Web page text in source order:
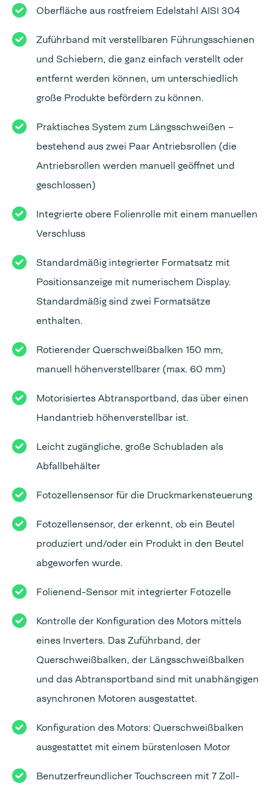
Oberfläche aus rostfreiem Edelstahl AISI 304
Zuführband mit verstellbaren Führungsschienen
und Schiebern, die ganz einfach verstellt oder
entfernt werden können, um unterschiedlich
große Produkte befördern zu können.
Praktisches System zum Längsschweißen –
bestehend aus zwei Paar Antriebsrollen (die
Antriebsrollen werden manuell geöffnet und
geschlossen)
Integrierte obere Folienrolle mit einem manuellen
Verschluss
Standardmäßig integrierter Formatsatz mit
Positionsanzeige mit numerischem Display.
Standardmäßig sind zwei Formatsätze
enthalten.
Rotierender Querschweißbalken 150 mm,
manuell höhenverstellbarer (max. 60 mm)
Motorisiertes Abtransportband, das über einen
Handantrieb höhenverstellbar ist.
Leicht zugängliche, große Schubladen als
Abfallbehälter
Fotozellensensor für die Druckmarkensteuerung
Fotozellensensor, der erkennt, ob ein Beutel
produziert und/oder ein Produkt in den Beutel
abgeworfen wurde.
Folienend-Sensor mit integrierter Fotozelle
Kontrolle der Konfiguration des Motors mittels
eines Inverters. Das Zuführband, der
Querschweißbalken, der Längsschweißbalken
und das Abtransportband sind mit unabhängigen
asynchronen Motoren ausgestattet.
Konfiguration des Motors: Querschweißbalken
ausgestattet mit einem bürstenlosen Motor
Benutzerfreundlicher Touchscreen mit 7 Zoll-